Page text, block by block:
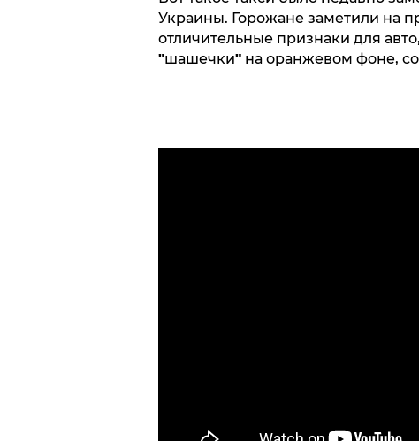
Украины. Горожане заметили на
отличительные признаки для
"шашечки"на оранжевом фоне,